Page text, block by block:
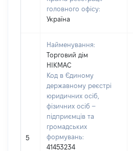
головного офісу:
Україна
5
Найменування:
Торговий дім
НІКМАС
Код в Єдиному
державному реєстрі
юридичних осіб,
фізичних осіб –
підприємців та
громадських
формувань:
41453234